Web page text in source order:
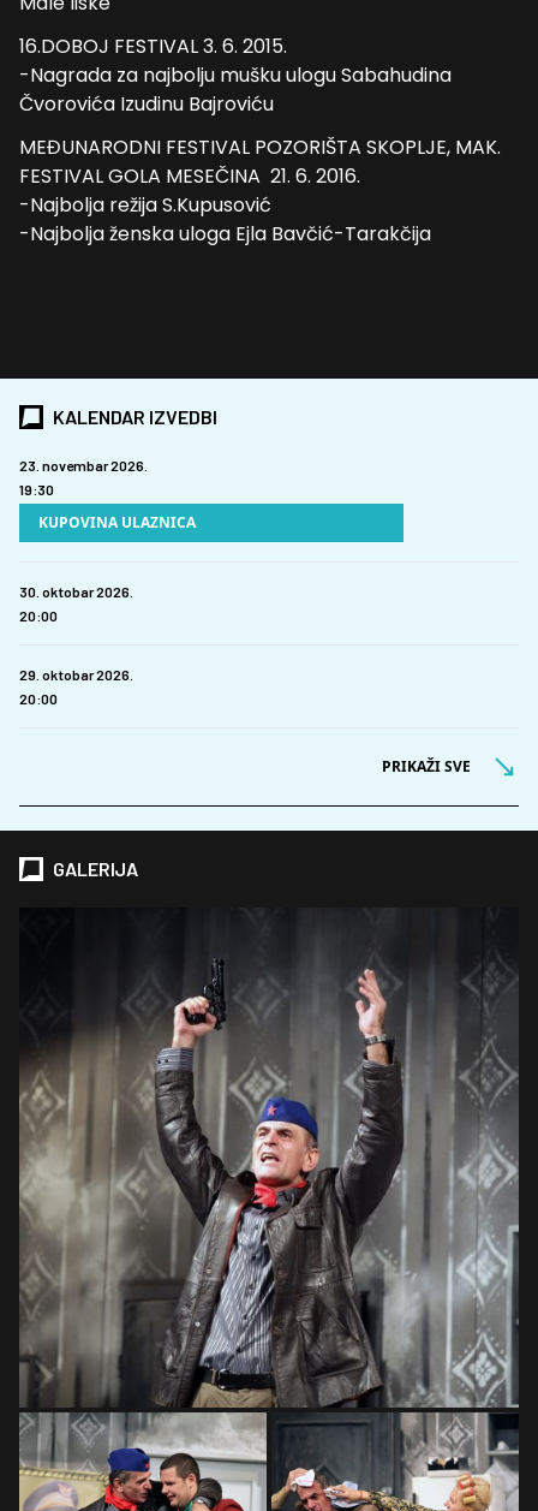
16.DOBOJ FESTIVAL 3. 6. 2015.
-Nagrada za najbolju mušku ulogu Sabahudina
Čvorovića Izudinu Bajroviću
MEĐUNARODNI FESTIVAL POZORIŠTA SKOPLJE, MAK.
FESTIVAL GOLA MESEČINA 21. 6. 2016.
-Najbolja režija S.Kupusović
-Najbolja ženska uloga Ejla Bavčić-Tarakčija
KALENDAR IZVEDBI
23. novembar 2026.
19:30
KUPOVINA ULAZNICA
30. oktobar 2026.
20:00
29. oktobar 2026.
20:00
PRIKAŽI SVE
GALERIJA